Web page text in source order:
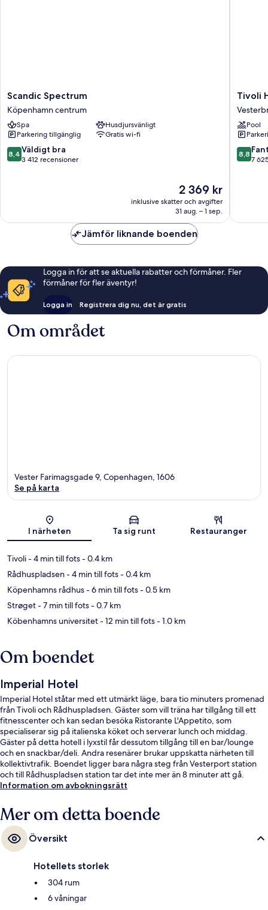
Scandic
Spectrum
Köpenhamn
centrum
Scandic Spectrum
Köpenhamn centrum
Spa
Husdjursvänligt
Parkering tillgänglig
Gratis wi-fi
8.4
av
8,4 Väldigt bra
3 412 recensioner
Priset
är
2 369 kr
2 369 kr
inklusive skatter och avgifter
31 aug. – 1 sep.
Tivoli
Hotel
Tivoli
Pool
8.8
av
8,8
7
Jämför liknande boenden
Logga in för att se aktuella rabatter och förmåner. Fler
förmåner för fler äventyr!
Logga in Registrera dig nu, det är gratis
Om området
Karta
Vester Farimagsgade 9, Copenhagen, 1606
Se på karta
I närheten Ta sig runt Restauranger
Tivoli- 4 min till fots- 0.4 km
Rådhuspladsen- 4 min till fots- 0.4 km
Köpenhamns rådhus- 6 min till fots- 0.5 km
Strøget- 7 min till fots- 0.7 km
Köbenhamns universitet- 12 min till fots- 1.0 km
Om boendet
Imperial Hotel
Imperial Hotel ståtar med ett utmärkt läge, bara tio minuters promenad
från Tivoli och Rådhuspladsen. Gäster som vill träna har tillgång till ett
fitnesscenter och kan sedan besöka Ristorante L'Appetito, som
specialiserar sig på italienska köket och serverar lunch och middag.
Gäster på detta hotell i lyxstil får dessutom tillgång till en bar/lounge
och en snackbar/deli. Andra resenärer brukar uppskatta närheten till
kollektivtrafik. Boendet ligger bara några steg från Vesterport station
och till Rådhuspladsen station tar det inte mer än 8 minuter att gå.
Information om avbokningsrätt
Mer om detta boende
Översikt
Hotellets storlek
304 rum
6 våningar